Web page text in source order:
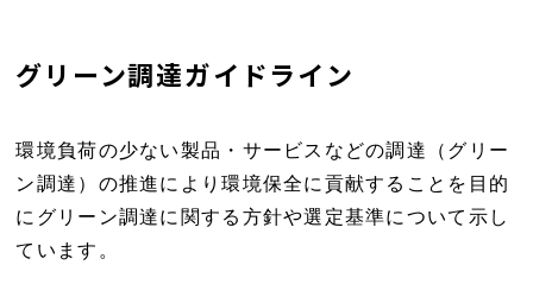
ド
ウ
グリーン調達ガイドライン
環境負荷の少ない製品・サービスなどの調達（グリー
ン調達）の推進により環境保全に貢献することを目的
にグリーン調達に関する方針や選定基準について示し
ています。